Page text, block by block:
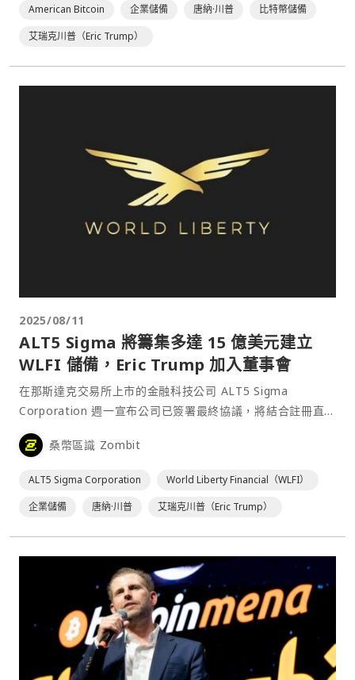
American Bitcoin 企業儲備 唐納·川普
比特幣儲備
艾瑞克川普（Eric Trump）
2025/08/11
ALT5 Sigma 將籌集多達 15 億美元建立
WLFI 儲備，Eric Trump 加入董事會
在那斯達克交易所上市的金融科技公司 ALT5 Sigma
Corporation 週一宣布公司已簽署最終協議，將結合註冊直
接發行與私募配售方式，按每股 7.50 美元的價格發行並銷售
最多 2 億股普通股（或等值的普通股替代證券），以啟動
桑幣區識 Zombit
ALT5 Sigma Corporation
World Liberty Financial（WLFI）
企業儲備
唐納·川普 艾瑞克川普（Eric Trump）